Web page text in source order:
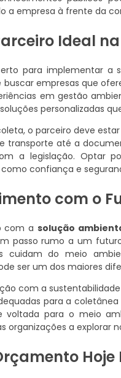
a empresa à frente da
Ideal
para implementar
buscar empresas que
em gestão
personalizadas
o parceiro deve
transporte até a
a legislação. Optar
confiança e
com o
com a solução
passo rumo a um
cuidam do meio
ser um dos maiores
com a
para a
voltada para o meio
organizações a explorar
Hoje